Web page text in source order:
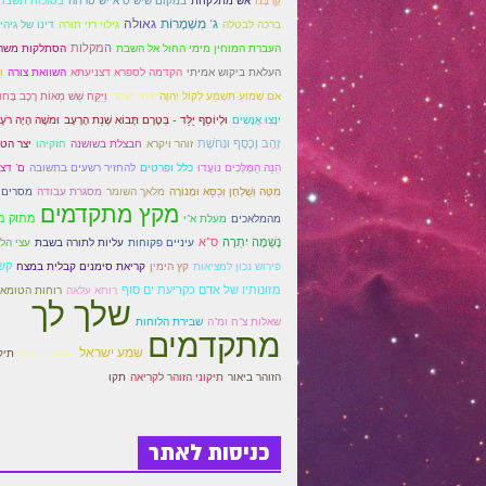
ברכה לבטלה ג' מִשְׁמָרוֹת גאולה גילוי רזי תורה דינו של
העברת המוחין מימי החול אל השבת המקלות הסתלקות
העלאת ביקוש אמיתי הקדמה לספרא דצניעתא השוואת צורה
אִם שָׁמוֹעַ תִּשְׁמַע לְקוֹל יְהוָה ויחי יעקב וַיִּקַּח שֵׁשׁ מֵאוֹת רֶכֶב
יִנָּצוּ אֲנָשִׁים וּלְיוֹסֵף יֻלַּד - בְּטֶרֶם תָּבוֹא שְׁנַת הָרָעָב וּמֹשֶׁה הָיָה
זָהָב וָכֶסֶף וּנְחֹשֶׁת זוהר ויקרא חבצלת בשושנה חזקיהו יצר
הִנֵּה הַמְּלָכִים נוֹעֲדוּ כלל ופרטים להחזיר רשעים בתשובה ם'
מִטָּה וְשֻׁלְחָן וְכִסֵּא וּמְנוֹרָה מלאך השומר מסגרת עבודה מסרים
מהמלאכים מעלת א"י מקץ מתקדמים מתוק
נָשְׁמָה יִתְרָה ס"א עיניים פקוחות עליות לתורה בשבת עצי
פירוש נכון למציאות קץ הימין קריאת סימנים קבלית במצח
מזונותיו של אדם כקריעת ים סוף רוחא עלאה רוחות
שאלות צ"ח ומ"ה שבירת הלוחות שלך לך
מתקדמים שמע ישראל תגובה ראויה
הזוהר ביאור תיקוני הזוהר לקריאה תקו
כניסות לאתר